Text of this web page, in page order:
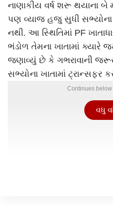
નાણાકીય વર્ષ શરૂ થયાના
પણ વ્યાજ હજુ સુધી સભ્યોના
નથી. આ સ્થિતિમાં PF
ભંડોળ તેમના ખાતામાં ક્યારે
જણાવ્યું છે કે ગભરાવાની
સભ્યોના ખાતામાં ટ્રાન્સફર
Continues
વધુ